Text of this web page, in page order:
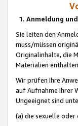
1. Anmeldung
Sie leiten den
muss/müssen
Originalinhalte, die
Materialien
Wir prüfen Ihre
auf Aufnahme Ihrer
Ungeeignet sind
(a) die sexuelle